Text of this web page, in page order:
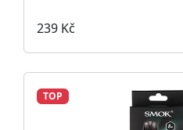
239 Kč
TOP